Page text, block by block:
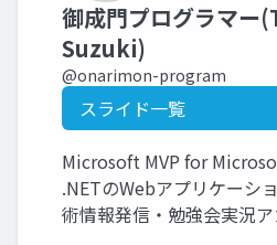
御成門プログラマー
Suzuki)
@onarimon-program
スライド一覧
Microsoft MVP for
.NETのWebアプリケーシ
術情報発信・勉強会実況